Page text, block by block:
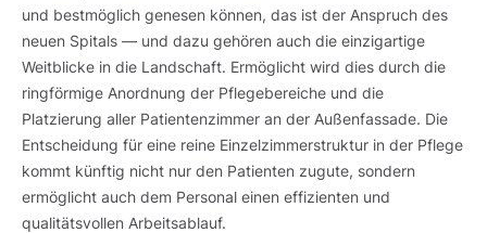
und bestmöglich genesen können, das ist der Anspruch des
neuen Spitals — und dazu gehören auch die einzigartige
Weitblicke in die Landschaft. Ermöglicht wird dies durch die
ringförmige Anordnung der Pflegebereiche und die
Platzierung aller Patientenzimmer an der Außenfassade. Die
Entscheidung für eine reine Einzelzimmerstruktur in der Pflege
kommt künftig nicht nur den Patienten zugute, sondern
ermöglicht auch dem Personal einen effizienten und
qualitätsvollen Arbeitsablauf.